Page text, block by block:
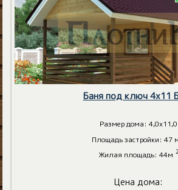
Баня под ключ 4х11
Размер дома: 4,0х11,0
Площадь застройки: 47
Жилая площадь: 44м 2
Цена дома: